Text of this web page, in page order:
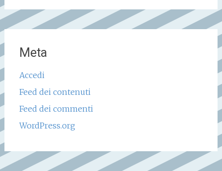
Meta
Accedi
Feed dei contenuti
Feed dei commenti
WordPress.org